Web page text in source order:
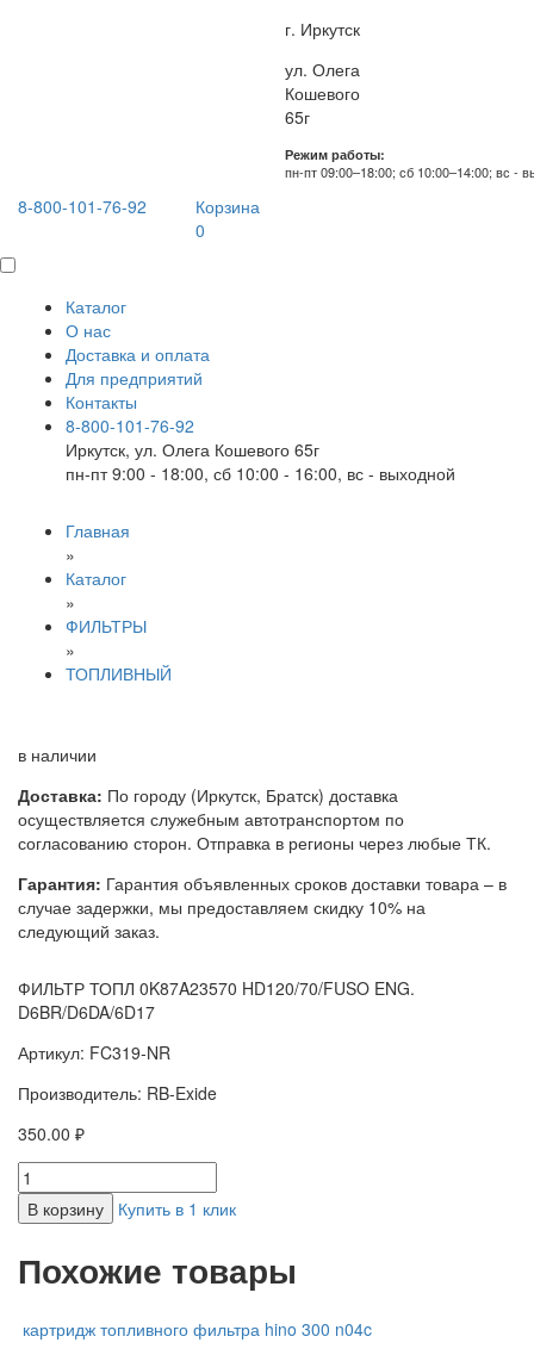
г. Иркутск
ул. Олега
Кошевого
65г
Режим работы:
пн-пт 09:00–18:00; сб 10:00–14:00; вс -
8-800-101-76-92
Корзина
0
Каталог
О нас
Доставка и оплата
Для предприятий
Контакты
8-800-101-76-92
Иркутск, ул. Олега Кошевого 65г
пн-пт 9:00 - 18:00, сб 10:00 - 16:00, вс - выходной
Главная
»
Каталог
»
ФИЛЬТРЫ
»
ТОПЛИВНЫЙ
в наличии
Доставка: По городу (Иркутск, Братск) доставка
осуществляется служебным автотранспортом по
согласованию сторон. Отправка в регионы через любые ТК.
Гарантия: Гарантия объявленных сроков доставки товара – в
случае задержки, мы предоставляем скидку 10% на
следующий заказ.
ФИЛЬТР ТОПЛ 0K87A23570 HD120/70/FUSO ENG.
D6BR/D6DA/6D17
Артикул: FC319-NR
Производитель: RB-Exide
350.00 ₽
В корзину Купить в 1 клик
Похожие товары
картридж топливного фильтра hino 300 n04c